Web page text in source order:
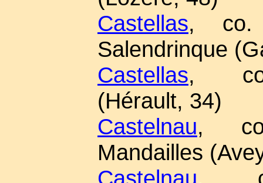
Castellas, co.
Salendrinque
Castellas, co.
(Hérault, 34)
Castelnau, co.
Mandailles